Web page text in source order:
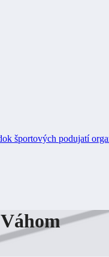
športových podujatí
Váhom